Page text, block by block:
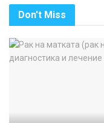
Don't Miss